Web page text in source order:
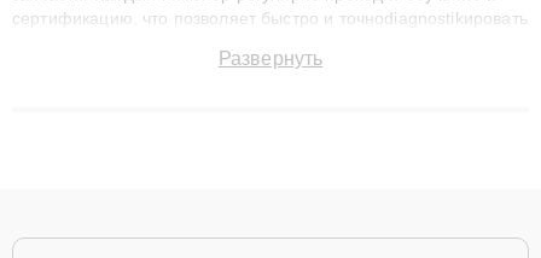
сертификацию, что позволяет быстро и точноdiagnostikировать
до 3 лет. Наши мастера решают сложные случаи: от замены
Развернуть